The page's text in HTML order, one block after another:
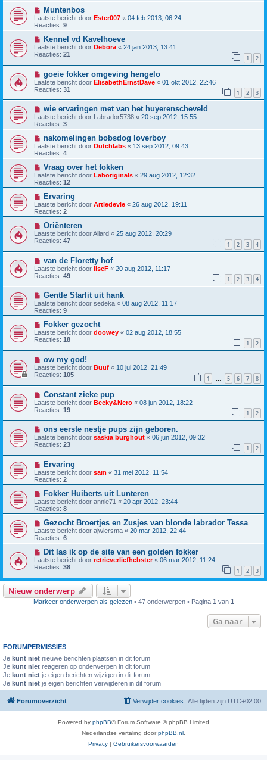
Muntenbos
Laatste bericht door Ester007 « 04 feb 2013, 06:24
Reacties: 9
Kennel vd Kavelhoeve
Laatste bericht door Debora « 24 jan 2013, 13:41
Reacties: 21 1 2
goeie fokker omgeving hengelo
Laatste bericht door ElisabethErnstDave « 01 okt 2012, 22:46
Reacties: 31 1 2 3
wie ervaringen met van het huyerenscheveld
Laatste bericht door Labrador5738 « 20 sep 2012, 15:55
Reacties: 3
nakomelingen bobsdog loverboy
Laatste bericht door Dutchlabs « 13 sep 2012, 09:43
Reacties: 4
Vraag over het fokken
Laatste bericht door Laboriginals « 29 aug 2012, 12:32
Reacties: 12
Ervaring
Laatste bericht door Artiedevie « 26 aug 2012, 19:11
Reacties: 2
Oriënteren
Laatste bericht doorAllard « 25 aug 2012, 20:29
Reacties: 47 1 2 3 4
van de Floretty hof
Laatste bericht door ilseF « 20 aug 2012, 11:17
Reacties: 49 1 2 3 4
Gentle Starlit uit hank
Laatste bericht door sedeka « 08 aug 2012, 11:17
Reacties: 9
Fokker gezocht
Laatste bericht door doowey « 02 aug 2012, 18:55
Reacties: 18 1 2
ow my god!
Laatste bericht door Buuf « 10 jul 2012, 21:49
Reacties: 105 1 … 5 6 7 8
Constant zieke pup
Laatste bericht door Becky&Nero « 08 jun 2012, 18:22
Reacties: 19 1 2
ons eerste nestje pups zijn geboren.
Laatste bericht door saskia burghout « 06 jun 2012, 09:32
Reacties: 23 1 2
Ervaring
Laatste bericht door sam « 31 mei 2012, 11:54
Reacties: 2
Fokker Huiberts uit Lunteren
Laatste bericht door annie71 « 20 apr 2012, 23:44
Reacties: 8
Gezocht Broertjes en Zusjes van blonde labrador Tessa
Laatste bericht door ajwiersma « 20 mar 2012, 22:44
Reacties: 6
Dit las ik op de site van een golden fokker
Laatste bericht door retrieverliefhebster« 06 mar 2012, 11:24
Reacties: 38 1 2 3
Nieuw onderwerp
Markeer onderwerpen als gelezen• 47 onderwerpen • Pagina 1 van 1
Ga naar
FORUMPERMISSIES
Je kunt niet nieuwe berichten plaatsen in dit forum
Je kunt niet reageren op onderwerpen in dit forum
Je kunt niet je eigen berichten wijzigen in dit forum
Je kunt niet je eigen berichten verwijderen in dit forum
Forumoverzicht Alle tijden zijn UTC+02:00
Verwijder cookies
Powered by phpBB® Forum Software © phpBB Limited
Nederlandse vertaling doorphpBB.nl
Privacy | Gebruikersvoorwaarden